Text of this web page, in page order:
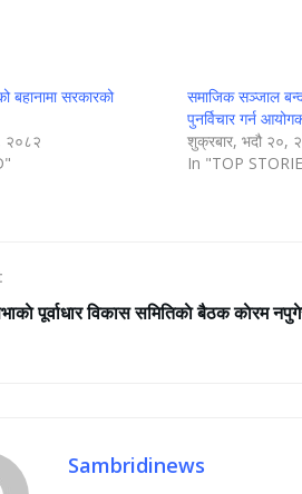
बहानामा सरकारको
२०८२
समाजिक सञ्जाल
पुनर्विचार गर्न
शुक्रबार, भदौ २०,
In "TOP
पूर्वाधार विकास समितिकाे बैठक काेरम
Sambridinews